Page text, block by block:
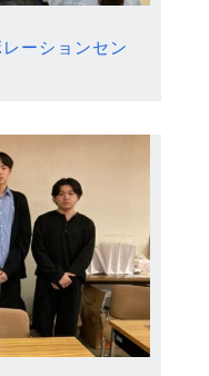
ーションセン